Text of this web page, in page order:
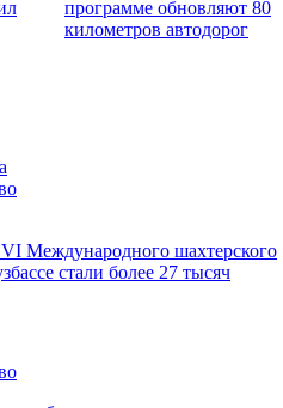
программе обновляют 80
километров автодорог
Международного шахтерского
стали более 27 тысяч